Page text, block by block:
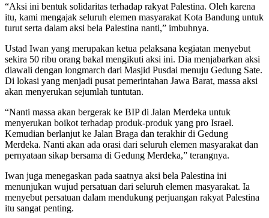
“Aksi ini bentuk solidaritas terhadap rakyat Palestina. Oleh karena
itu, kami mengajak seluruh elemen masyarakat Kota Bandung untuk
turut serta dalam aksi bela Palestina nanti,” imbuhnya.
Ustad Iwan yang merupakan ketua pelaksana kegiatan menyebut
sekira 50 ribu orang bakal mengikuti aksi ini. Dia menjabarkan aksi
diawali dengan longmarch dari Masjid Pusdai menuju Gedung Sate.
Di lokasi yang menjadi pusat pemerintahan Jawa Barat, massa aksi
akan menyerukan sejumlah tuntutan.
“Nanti massa akan bergerak ke BIP di Jalan Merdeka untuk
menyerukan boikot terhadap produk-produk yang pro Israel.
Kemudian berlanjut ke Jalan Braga dan terakhir di Gedung
Merdeka. Nanti akan ada orasi dari seluruh elemen masyarakat dan
pernyataan sikap bersama di Gedung Merdeka,” terangnya.
Iwan juga menegaskan pada saatnya aksi bela Palestina ini
menunjukan wujud persatuan dari seluruh elemen masyarakat. Ia
menyebut persatuan dalam mendukung perjuangan rakyat Palestina
itu sangat penting.